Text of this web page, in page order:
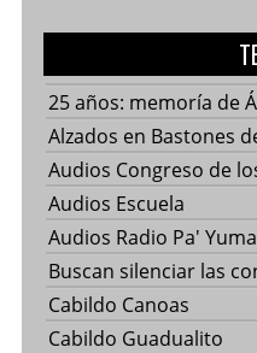
25 años: memoría de
Alzados en Bastones
Audios Congreso de
Audios Escuela
Audios Radio Pa'
Buscan silenciar las
Cabildo Canoas
Cabildo Guadualito